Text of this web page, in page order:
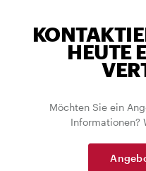
HEUTE
Möchten Sie ein
Informationen?